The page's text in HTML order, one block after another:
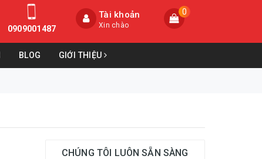
0909001487
Tài khoản
Xin chào
0
BLOG GIỚI THIỆU
CHÚNG TÔI LUÔN SẴN SÀNG